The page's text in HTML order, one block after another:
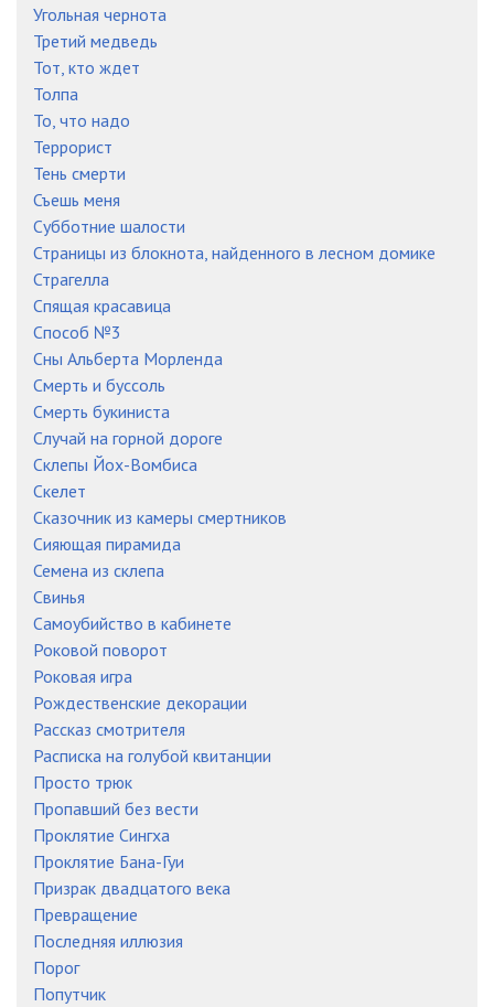
Угольная чернота
Третий медведь
Тот, кто ждет
Толпа
То, что надо
Террорист
Тень смерти
Съешь меня
Субботние шалости
Страницы из блокнота, найденного в лесном домике
Страгелла
Спящая красавица
Способ №3
Сны Альберта Морленда
Смерть и буссоль
Смерть букиниста
Случай на горной дороге
Склепы Йох-Вомбиса
Скелет
Сказочник из камеры смертников
Сияющая пирамида
Семена из склепа
Свинья
Самоубийство в кабинете
Роковой поворот
Роковая игра
Рождественские декорации
Рассказ смотрителя
Расписка на голубой квитанции
Просто трюк
Пропавший без вести
Проклятие Сингха
Проклятие Бана-Гуи
Призрак двадцатого века
Превращение
Последняя иллюзия
Порог
Попутчик